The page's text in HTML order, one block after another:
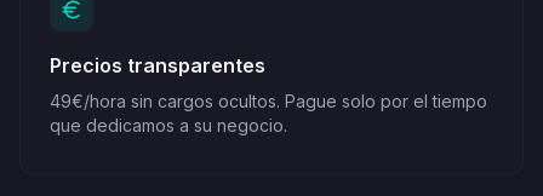
Precios transparentes
49€/hora sin cargos ocultos. Pague solo por el tiempo
que dedicamos a su negocio.